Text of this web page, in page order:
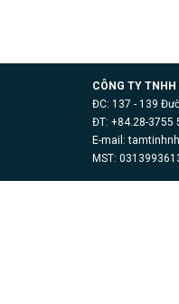
CÔNG TY
ĐC: 137 - 139
ĐT: +84.28-3755
E-mail:
MST: